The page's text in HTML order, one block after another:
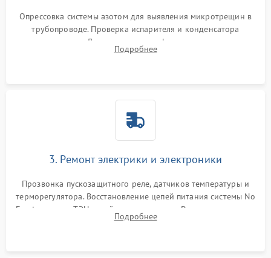
Опрессовка системы азотом для выявления микротрещин в
трубопроводе. Проверка испарителя и конденсатора
течеискателем. Демонтаж старого фильтра-осушителя и
продувка капиллярной трубки для устранения засоров.
Подробнее
3. Ремонт электрики и электроники
Прозвонка пускозащитного реле, датчиков температуры и
терморегулятора. Восстановление цепей питания системы No
Frost, включая ТЭН оттайки и вентилятор. Ремонт или замена
платы управления при сбоях алгоритмов.
Подробнее